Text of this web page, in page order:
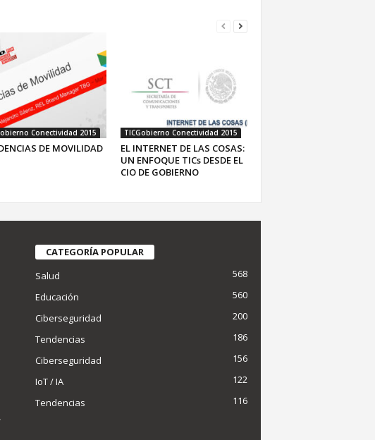
Conectividad 2015
DE MOVILIDAD
TICGobierno Conectividad 2015
EL INTERNET DE LAS COSAS:
UN ENFOQUE TICs DESDE EL
CIO DE GOBIERNO
CATEGORÍA POPULAR
Salud
568
Educación
560
Ciberseguridad
200
Tendencias
186
Ciberseguridad
156
IoT / IA
122
Tendencias
116